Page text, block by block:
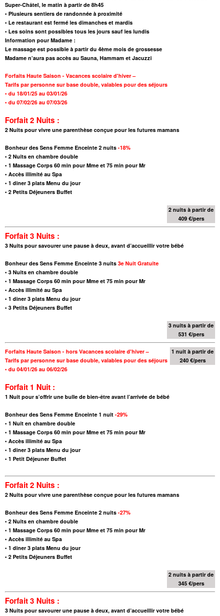
Super-Châtel, le matin à partir de 8h45
• Plusieurs sentiers de randonnée à proximité
• Le restaurant est fermé les dimanches et mardis
• Les soins sont possibles tous les jours sauf les lundis
Information pour Madame :
Le massage est possible à partir du 4ème mois de grossesse
Madame n’aura pas accès au Sauna, Hammam et Jacuzzi
Forfaits Haute Saison - Vacances scolaire d'hiver –
Tarifs par personne sur base double, valables pour des séjours
• du 18/01/25 au 03/01/26
• du 07/02/26 au 07/03/26
Forfait 2 Nuits :
2 Nuits pour vivre une parenthèse conçue pour les futures mamans
Bonheur des Sens Femme Enceinte 2 nuits -18%
• 2 Nuits en chambre double
• 1 Massage Corps 60 min pour Mme et 75 min pour Mr
• Accès illimité au Spa
• 1 diner 3 plats Menu du jour
• 2 Petits Déjeuners Buffet
2 nuits à partir de
409 €/pers
Forfait 3 Nuits :
3 Nuits pour savourer une pause à deux, avant d’accueillir votre bébé
Bonheur des Sens Femme Enceinte 3 nuits 3e Nuit Gratuite
• 3 Nuits en chambre double
• 1 Massage Corps 60 min pour Mme et 75 min pour Mr
• Accès illimité au Spa
• 1 diner 3 plats Menu du jour
• 3 Petits Déjeuners Buffet
3 nuits à partir de
531 €/pers
Forfaits Haute Saison - hors Vacances scolaire d'hiver –
Tarifs par personne sur base double, valables pour des séjours
• du 04/01/26 au 06/02/26
Forfait 1 Nuit :
1 Nuit pour s’offrir une bulle de bien-être avant l’arrivée de bébé
Bonheur des Sens Femme Enceinte 1 nuit -29%
• 1 Nuit en chambre double
• 1 Massage Corps 60 min pour Mme et 75 min pour Mr
• Accès illimité au Spa
• 1 diner 3 plats Menu du jour
• 1 Petit Déjeuner Buffet
1 nuit à partir de
240 €/pers
Forfait 2 Nuits :
2 Nuits pour vivre une parenthèse conçue pour les futures mamans
Bonheur des Sens Femme Enceinte 2 nuits -27%
• 2 Nuits en chambre double
• 1 Massage Corps 60 min pour Mme et 75 min pour Mr
• Accès illimité au Spa
• 1 diner 3 plats Menu du jour
• 2 Petits Déjeuners Buffet
2 nuits à partir de
345 €/pers
Forfait 3 Nuits :
3 Nuits pour savourer une pause à deux, avant d’accueillir votre bébé